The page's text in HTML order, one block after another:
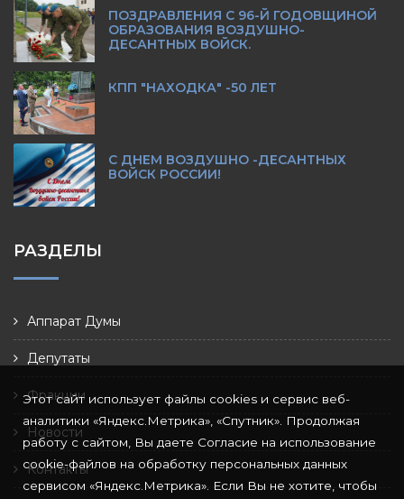
ПОЗДРАВЛЕНИЯ С 96-Й ГОДОВЩИНОЙ
ОБРАЗОВАНИЯ ВОЗДУШНО-
ДЕСАНТНЫХ ВОЙСК.
КПП "НАХОДКА" -50 ЛЕТ
С ДНЕМ ВОЗДУШНО -ДЕСАНТНЫХ
ВОЙСК РОССИИ!
РАЗДЕЛЫ
Аппарат Думы
Депутаты
Фракции
Новости
Контакты
Этот сайт использует файлы cookies и сервис веб-
аналитики «Яндекс.Метрика», «Спутник». Продолжая
работу с сайтом, Вы даете Согласие на использование
cookie-файлов на обработку персональных данных
сервисом «Яндекс.Метрика». Если Вы не хотите, чтобы